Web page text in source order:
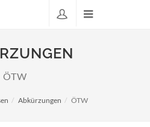
ÖTW
Abkürzungen ÖTW